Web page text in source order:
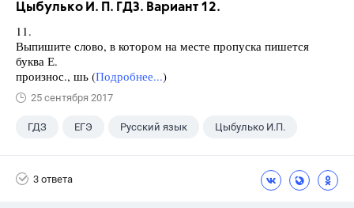
Цыбулько И. П. ГДЗ. Вариант 12.
11.
Выпишите слово, в котором на месте пропуска пишется
буква Е.
произнос., шь (Подробнее...)
25 сентября 2017
ГДЗ ЕГЭ Русский язык Цыбулько И.П.
3 ответа